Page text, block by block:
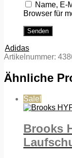
Name, E-
Browser für
Adidas
Artikelnummer:
Ähnliche
Sale!
Brooks